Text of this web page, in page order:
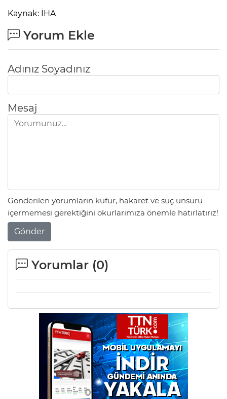
Kaynak: İHA
Yorum Ekle
Adınız Soyadınız
Mesaj
Gönderilen yorumların küfür, hakaret ve suç unsuru
içermemesi gerektiğini okurlarımıza önemle hatırlatırız!
Gönder
Yorumlar (0)